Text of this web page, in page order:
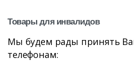
Товарыдля инвалидов
Мы будем рады принять
телефонам: